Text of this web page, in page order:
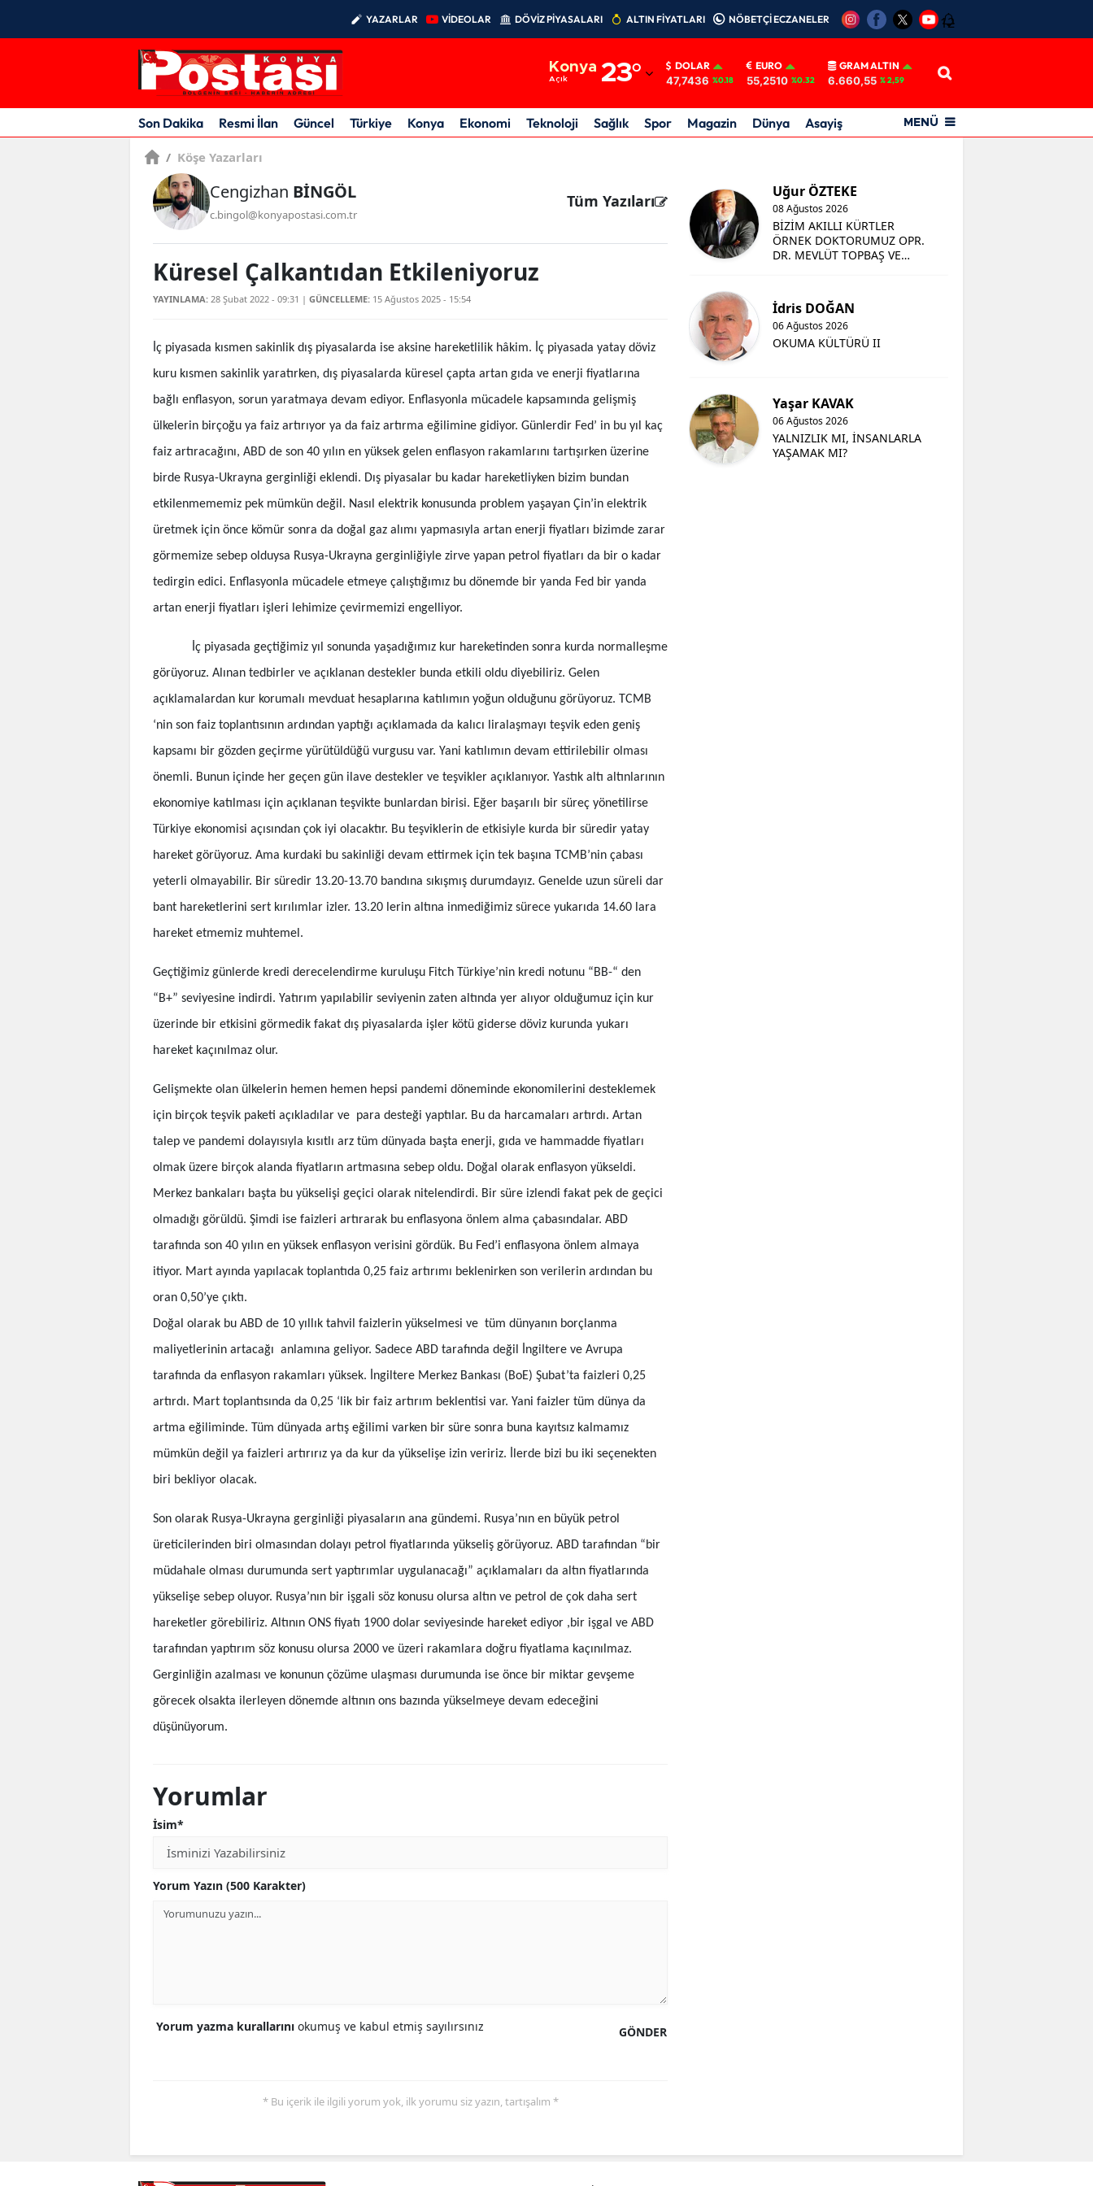
YAZARLAR VİDEOLAR DÖVİZ PİYASALARI ALTIN FİYATLARI NÖBETÇİ ECZANELER 12
Konya
Açık 23°
Adıyaman
Afyonkarahisar
Antalya
Balıkesir
Bilecik
Bitlis
Bolu
Burdur
Bursa
Çanakkale
Çorum
Denizli
Edirne
Elazığ
Erzurum
Eskişehir
Gaziantep
Hakkari
Isparta
Mersin
İstanbul
Kars
Kastamonu
Kırklareli
Kırşehir
Kocaeli
Kütahya
Manisa
Kahramanmaraş
Mardin
Muğla
Muş
Nevşehir
DOLAR
47,7436 %0.18
EURO
55,2510 %0.32
GRAM ALTIN
6.660,55 % 2,59
Son Dakika Resmi İlan Güncel Türkiye Konya Ekonomi Teknoloji Sağlık Spor Magazin Dünya Asayiş MENÜ
/ Köşe Yazarları
Cengizhan BİNGÖL
c.bingol@konyapostasi.com.tr
Tüm Yazıları
Küresel Çalkantıdan Etkileniyoruz
YAYINLAMA: 28 Şubat 2022 - 09:31 | GÜNCELLEME: 15 Ağustos 2025 - 15:54
İç piyasada kısmen sakinlik dış piyasalarda ise aksine hareketlilik hâkim. İç piyasada yatay döviz
kuru kısmen sakinlik yaratırken, dış piyasalarda küresel çapta artan gıda ve enerji fiyatlarına
bağlı enflasyon, sorun yaratmaya devam ediyor. Enflasyonla mücadele kapsamında gelişmiş
ülkelerin birçoğu ya faiz artırıyor ya da faiz artırma eğilimine gidiyor. Günlerdir Fed’ in bu yıl kaç
faiz artıracağını, ABD de son 40 yılın en yüksek gelen enflasyon rakamlarını tartışırken üzerine
birde Rusya-Ukrayna gerginliği eklendi. Dış piyasalar bu kadar hareketliyken bizim bundan
etkilenmememiz pek mümkün değil. Nasıl elektrik konusunda problem yaşayan Çin’in elektrik
üretmek için önce kömür sonra da doğal gaz alımı yapmasıyla artan enerji fiyatları bizimde zarar
görmemize sebep olduysa Rusya-Ukrayna gerginliğiyle zirve yapan petrol fiyatları da bir o kadar
tedirgin edici. Enflasyonla mücadele etmeye çalıştığımız bu dönemde bir yanda Fed bir yanda
artan enerji fiyatları işleri lehimize çevirmemizi engelliyor.
İç piyasada geçtiğimiz yıl sonunda yaşadığımız kur hareketinden sonra kurda normalleşme
görüyoruz. Alınan tedbirler ve açıklanan destekler bunda etkili oldu diyebiliriz. Gelen
açıklamalardan kur korumalı mevduat hesaplarına katılımın yoğun olduğunu görüyoruz. TCMB
‘nin son faiz toplantısının ardından yaptığı açıklamada da kalıcı liralaşmayı teşvik eden geniş
kapsamı bir gözden geçirme yürütüldüğü vurgusu var. Yani katılımın devam ettirilebilir olması
önemli. Bunun içinde her geçen gün ilave destekler ve teşvikler açıklanıyor. Yastık altı altınlarının
ekonomiye katılması için açıklanan teşvikte bunlardan birisi. Eğer başarılı bir süreç yönetilirse
Türkiye ekonomisi açısından çok iyi olacaktır. Bu teşviklerin de etkisiyle kurda bir süredir yatay
hareket görüyoruz. Ama kurdaki bu sakinliği devam ettirmek için tek başına TCMB’nin çabası
yeterli olmayabilir. Bir süredir 13.20-13.70 bandına sıkışmış durumdayız. Genelde uzun süreli dar
bant hareketlerini sert kırılımlar izler. 13.20 lerin altına inmediğimiz sürece yukarıda 14.60 lara
hareket etmemiz muhtemel.
Geçtiğimiz günlerde kredi derecelendirme kuruluşu Fitch Türkiye’nin kredi notunu “BB-“ den
“B+” seviyesine indirdi. Yatırım yapılabilir seviyenin zaten altında yer alıyor olduğumuz için kur
üzerinde bir etkisini görmedik fakat dış piyasalarda işler kötü giderse döviz kurunda yukarı
hareket kaçınılmaz olur.
Gelişmekte olan ülkelerin hemen hemen hepsi pandemi döneminde ekonomilerini desteklemek
için birçok teşvik paketi açıkladılar ve para desteği yaptılar. Bu da harcamaları artırdı. Artan
talep ve pandemi dolayısıyla kısıtlı arz tüm dünyada başta enerji, gıda ve hammadde fiyatları
olmak üzere birçok alanda fiyatların artmasına sebep oldu. Doğal olarak enflasyon yükseldi.
Merkez bankaları başta bu yükselişi geçici olarak nitelendirdi. Bir süre izlendi fakat pek de geçici
olmadığı görüldü. Şimdi ise faizleri artırarak bu enflasyona önlem alma çabasındalar. ABD
tarafında son 40 yılın en yüksek enflasyon verisini gördük. Bu Fed’i enflasyona önlem almaya
itiyor. Mart ayında yapılacak toplantıda 0,25 faiz artırımı beklenirken son verilerin ardından bu
oran 0,50’ye çıktı.
Doğal olarak bu ABD de 10 yıllık tahvil faizlerin yükselmesi ve tüm dünyanın borçlanma
maliyetlerinin artacağı anlamına geliyor. Sadece ABD tarafında değil İngiltere ve Avrupa
tarafında da enflasyon rakamları yüksek. İngiltere Merkez Bankası (BoE) Şubat’ta faizleri 0,25
artırdı. Mart toplantısında da 0,25 ‘lik bir faiz artırım beklentisi var. Yani faizler tüm dünya da
artma eğiliminde. Tüm dünyada artış eğilimi varken bir süre sonra buna kayıtsız kalmamız
mümkün değil ya faizleri artırırız ya da kur da yükselişe izin veririz. İlerde bizi bu iki seçenekten
biri bekliyor olacak.
Son olarak Rusya-Ukrayna gerginliği piyasaların ana gündemi. Rusya’nın en büyük petrol
üreticilerinden biri olmasından dolayı petrol fiyatlarında yükseliş görüyoruz. ABD tarafından “bir
müdahale olması durumunda sert yaptırımlar uygulanacağı” açıklamaları da altın fiyatlarında
yükselişe sebep oluyor. Rusya’nın bir işgali söz konusu olursa altın ve petrol de çok daha sert
hareketler görebiliriz. Altının ONS fiyatı 1900 dolar seviyesinde hareket ediyor ,bir işgal ve ABD
tarafından yaptırım söz konusu olursa 2000 ve üzeri rakamlara doğru fiyatlama kaçınılmaz.
Gerginliğin azalması ve konunun çözüme ulaşması durumunda ise önce bir miktar gevşeme
görecek olsakta ilerleyen dönemde altının ons bazında yükselmeye devam edeceğini
düşünüyorum.
Yorumlar
İsim*
Yorum Yazın (500 Karakter)
GÖNDER
Yorum yazma kurallarını okumuş ve kabul etmiş sayılırsınız
* Bu içerik ile ilgili yorum yok, ilk yorumu siz yazın, tartışalım *
Uğur ÖZTEKE
08 Ağustos 2026
BİZİM AKILLI KÜRTLER
ÖRNEK DOKTORUMUZ OPR.
DR. MEVLÜT TOPBAŞ VE
İdris DOĞAN
06 Ağustos 2026
OKUMA KÜLTÜRÜ II
Yaşar KAVAK
06 Ağustos 2026
YALNIZLIK MI, İNSANLARLA
YAŞAMAK MI?